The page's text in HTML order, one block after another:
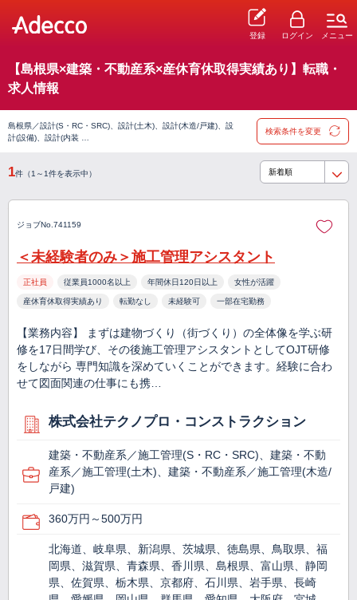
登録 ログイン メニュー
【島根県×建築・不動産系×産休育休取得実績あり】転職・
求人情報
島根県／設計(S・RC・SRC)、設計(土木)、設計(木造/戸建)、設
計(設備)、設計(内装 …
検索条件を変更
1件（1～1件を表示中）
ジョブNo.741159
＜未経験者のみ＞施工管理アシスタント
正社員 従業員1000名以上 年間休日120日以上 女性が活躍
産休育休取得実績あり 転勤なし 未経験可 一部在宅勤務
【業務内容】 まずは建物づくり（街づくり）の全体像を学ぶ研
修を17日間学び、その後施工管理アシスタントとしてOJT研修
をしながら 専門知識を深めていくことができます。経験に合わ
せて図面関連の仕事にも携…
株式会社テクノプロ・コンストラクション
建築・不動産系／施工管理(S・RC・SRC)、建築・不動
産系／施工管理(土木)、建築・不動産系／施工管理(木造/
戸建)
360万円～500万円
北海道、岐阜県、新潟県、茨城県、徳島県、鳥取県、福
岡県、滋賀県、青森県、香川県、島根県、富山県、静岡
県、佐賀県、栃木県、京都府、石川県、岩手県、長崎